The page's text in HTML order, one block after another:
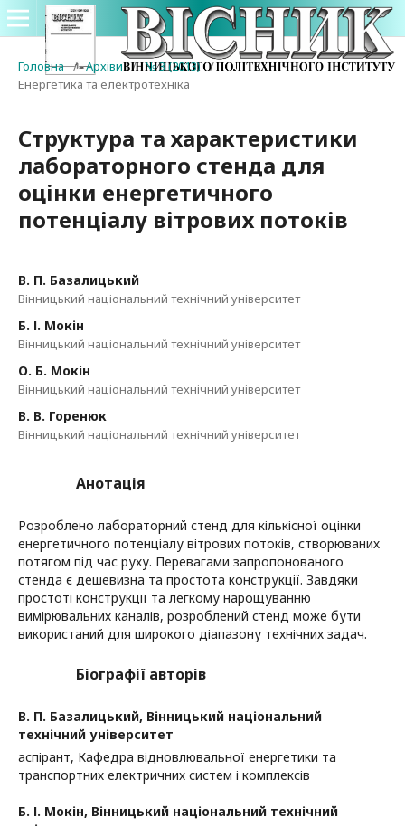
Головна / Архіви / № 3 (2013) /
Енергетика та електротехніка
Структура та характеристики
лабораторного стенда для
оцінки енергетичного
потенціалу вітрових потоків
В. П. Базалицький
Вінницький національний технічний університет
Б. І. Мокін
Вінницький національний технічний університет
О. Б. Мокін
Вінницький національний технічний університет
В. В. Горенюк
Вінницький національний технічний університет
Анотація
Розроблено лабораторний стенд для кількісної оцінки
енергетичного потенціалу вітрових потоків, створюваних
потягом під час руху. Перевагами запропонованого
стенда є дешевизна та простота конструкції. Завдяки
простоті конструкції та легкому нарощуванню
вимірювальних каналів, розроблений стенд може бути
використаний для широкого діапазону технічних задач.
Біографії авторів
В. П. Базалицький, Вінницький національний
технічний університет
аспірант, Кафедра відновлювальної енергетики та
транспортних електричних систем і комплексів
Б. І. Мокін, Вінницький національний технічний